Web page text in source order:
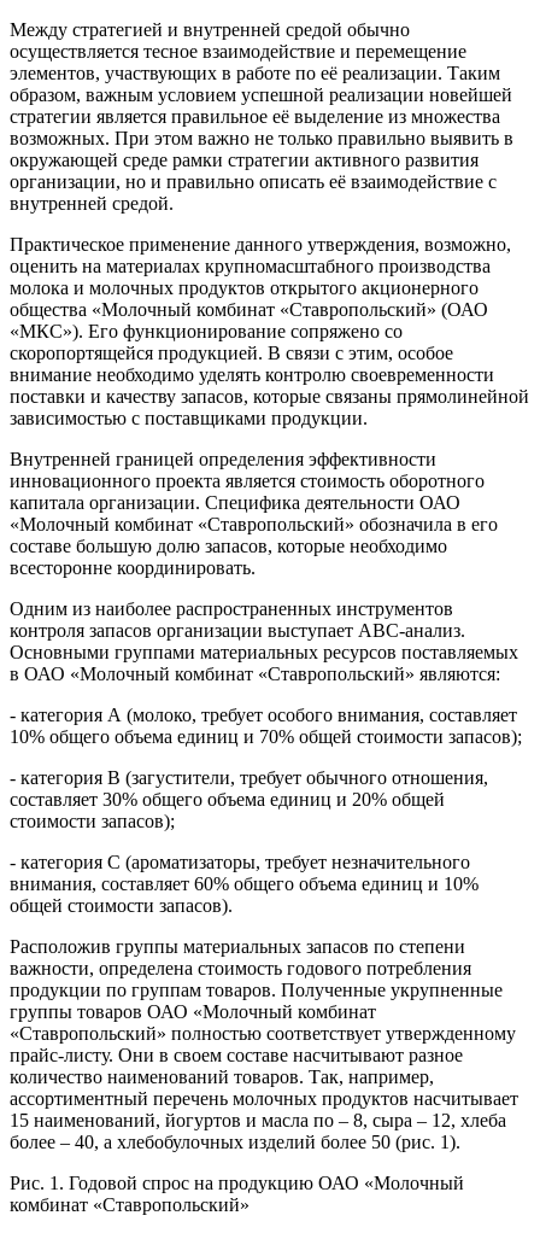
Между стратегией и внутренней средой обычно
осуществляется тесное взаимодействие и перемещение
элементов, участвующих в работе по её реализации. Таким
образом, важным условием успешной реализации новейшей
стратегии является правильное её выделение из множества
возможных. При этом важно не только правильно выявить в
окружающей среде рамки стратегии активного развития
организации, но и правильно описать её взаимодействие с
внутренней средой.
Практическое применение данного утверждения, возможно,
оценить на материалах крупномасштабного производства
молока и молочных продуктов открытого акционерного
общества «Молочный комбинат «Ставропольский» (ОАО
«МКС»). Его функционирование сопряжено со
скоропортящейся продукцией. В связи с этим, особое
внимание необходимо уделять контролю своевременности
поставки и качеству запасов, которые связаны прямолинейной
зависимостью с поставщиками продукции.
Внутренней границей определения эффективности
инновационного проекта является стоимость оборотного
капитала организации. Специфика деятельности ОАО
«Молочный комбинат «Ставропольский» обозначила в его
составе большую долю запасов, которые необходимо
всесторонне координировать.
Одним из наиболее распространенных инструментов
контроля запасов организации выступает АВС-анализ.
Основными группами материальных ресурсов поставляемых
в ОАО «Молочный комбинат «Ставропольский» являются:
- категория А (молоко, требует особого внимания, составляет
10% общего объема единиц и 70% общей стоимости запасов);
- категория В (загустители, требует обычного отношения,
составляет 30% общего объема единиц и 20% общей
стоимости запасов);
- категория С (ароматизаторы, требует незначительного
внимания, составляет 60% общего объема единиц и 10%
общей стоимости запасов).
Расположив группы материальных запасов по степени
важности, определена стоимость годового потребления
продукции по группам товаров. Полученные укрупненные
группы товаров ОАО «Молочный комбинат
«Ставропольский» полностью соответствует утвержденному
прайс-листу. Они в своем составе насчитывают разное
количество наименований товаров. Так, например,
ассортиментный перечень молочных продуктов насчитывает
15 наименований, йогуртов и масла по – 8, сыра – 12, хлеба
более – 40, а хлебобулочных изделий более 50 (рис. 1).
Рис. 1. Годовой спрос на продукцию ОАО «Молочный
комбинат «Ставропольский»